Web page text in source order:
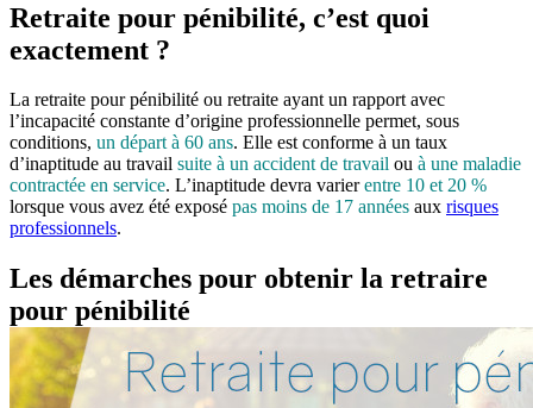
Retraite pour pénibilité, c’est quoi
exactement ?
La retraite pour pénibilité ou retraite ayant un rapport avec
l’incapacité constante d’origine professionnelle permet, sous
conditions, un départ à 60 ans. Elle est conforme à un taux
d’inaptitude au travail suite à un accident de travail ou à une maladie
contractée en service. L’inaptitude devra varierentre 10 et 20 %
lorsque vous avez été exposé pas moins de 17 années aux risques
professionnels.
Les démarches pour obtenir la retraire
pour pénibilité